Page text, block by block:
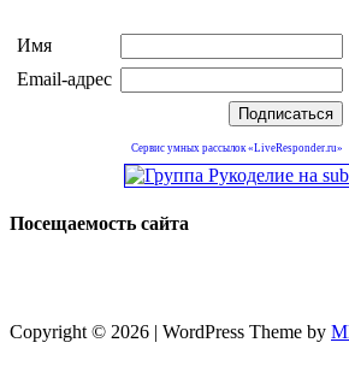
Имя
Email-адрес
Сервис умных рассылок «LiveResponder.ru»
Посещаемость сайта
Copyright © 2026 | WordPress Theme by